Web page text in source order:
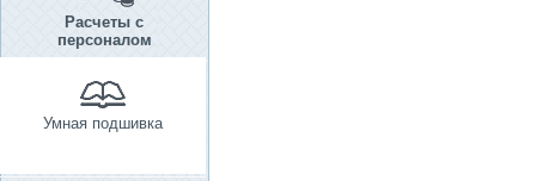
Расчеты с
персоналом
Умная подшивка